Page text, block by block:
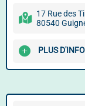
17 Rue des
80540
PLUS